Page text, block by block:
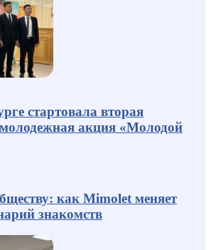
стартовала вторая
акция «Молодой
как Mimolet меняет
знакомств